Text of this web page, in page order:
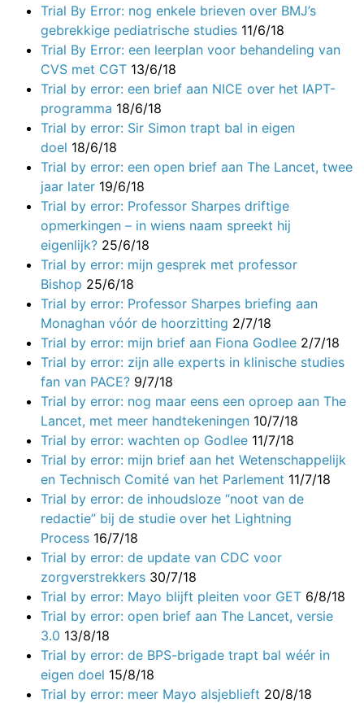
Trial By Error: nog enkele brieven over BMJ’s
gebrekkige pediatrische studies 11/6/18
Trial By Error: een leerplan voor behandeling van
CVS met CGT 13/6/18
Trial by error: een brief aan NICE over het IAPT-
programma 18/6/18
Trial by error: Sir Simon trapt bal in eigen
doel 18/6/18
Trial by error: een open brief aan The Lancet, twee
jaar later 19/6/18
Trial by error: Professor Sharpes driftige
opmerkingen – in wiens naam spreekt hij
eigenlijk? 25/6/18
Trial by error: mijn gesprek met professor
Bishop 25/6/18
Trial by error: Professor Sharpes briefing aan
Monaghan vóór de hoorzitting 2/7/18
Trial by error: mijn brief aan Fiona Godlee 2/7/18
Trial by error: zijn alle experts in klinische studies
fan van PACE? 9/7/18
Trial by error: nog maar eens een oproep aan The
Lancet, met meer handtekeningen 10/7/18
Trial by error: wachten op Godlee 11/7/18
Trial by error: mijn brief aan het Wetenschappelijk
en Technisch Comité van het Parlement 11/7/18
Trial by error: de inhoudsloze “noot van de
redactie” bij de studie over het Lightning
Process 16/7/18
Trial by error: de update van CDC voor
zorgverstrekkers 30/7/18
Trial by error: Mayo blijft pleiten voor GET 6/8/18
Trial by error: open brief aan The Lancet, versie
3.0 13/8/18
Trial by error: de BPS-brigade trapt bal wéér in
eigen doel 15/8/18
Trial by error: meer Mayo alsjeblieft 20/8/18